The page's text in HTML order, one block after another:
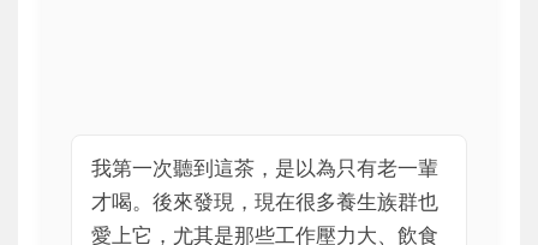
我第一次聽到這茶，是以為只有老一輩
才喝。後來發現，現在很多養生族群也
愛上它，尤其是那些工作壓力大、飲食